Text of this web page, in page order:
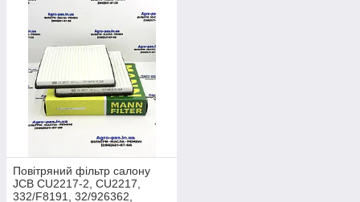
Повітряний фільтр салону
JCB CU2217-2, CU2217,
332/F8191, 32/926362,